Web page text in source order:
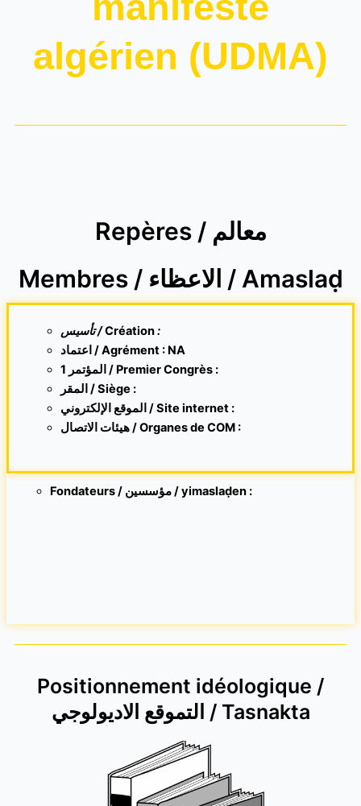
algérien (UDMA)
Repères / معالم
Membres / الاعظاء / Amaslaḍ
تأسيس /Création:
اعتماد / Agrément : NA
1 المؤتمر / Premier Congrès :
المقر /Siège :
الموقع الإلكتروني /Site internet:
هيئات الاتصال / Organes de COM :
Fondateurs / مؤسسين / yimaslaḍen :
Positionnement idéologique /
التموقع الاديولوجي / Tasnakta